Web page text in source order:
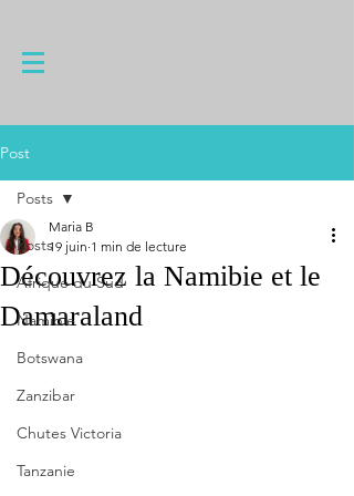
Post
Posts
Afrique du Sud
Namibie
Botswana
Zanzibar
Chutes Victoria
Tanzanie
Posts
Découvrez la Namibie et le
Damaraland
Maria B
19 juin 1 min de lecture